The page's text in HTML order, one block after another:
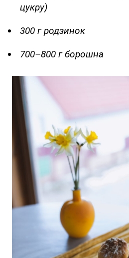
цукру)
300 г родзинок
700–800 г борошна